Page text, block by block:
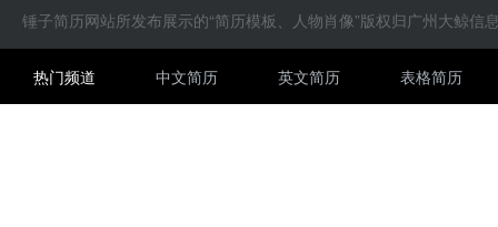
锤子简历网站所发布展示的“简历模板、人物肖像”版权归广州大鲸
热门频道 中文简历 英文简历 表格简历